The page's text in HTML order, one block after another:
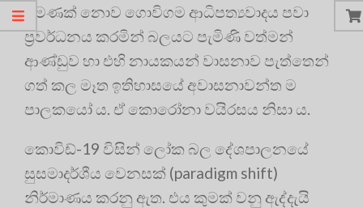
පමණක් නොව ගොවිගම ආධිපත්‍යවාදය පවා
ප්‍රවර්ධනය කරමින් බලයට පැමිණි වත්මන්
ආණ්ඩුව හා එහි නායකයන් වාසනාව පැත්තෙන්
ගත් කල මෑත ඉතිහාසයේ අවාසනාවන්ත ම
පාලකයෝ ය. ඒ කොරෝනා වයිරසය නිසා ය.
කොවිඩ්-19 විසින් ලෝක බල දේශපාලනයේ
සුසමාදර්ශීය වෙනසක් (paradigm shift)
නිර්මාණය කරනු ඇත. එය කුමක් වනු ඇද්දැයි